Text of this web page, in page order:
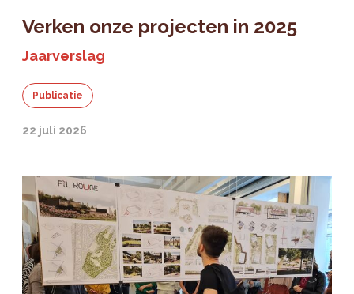
Verken onze projecten in 2025
Jaarverslag
Publicatie
22 juli 2026